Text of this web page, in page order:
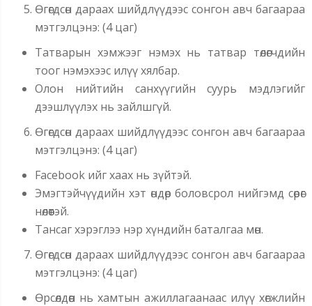
Өгөгдсөн дараах шийдлүүдээс сонгон авч багаараа
мэтгэлцэнэ: (4 цаг)
Татварын хэмжээг нэмэх нь татвар төлөгчдийн
тоог нэмэхээс илүү хялбар.
Олон нийтийн санхүүгийн суурь мэдлэгийг
дээшлүүлэх нь зайлшгүй.
Өгөгдсөн дараах шийдлүүдээс сонгон авч багаараа
мэтгэлцэнэ: (4 цаг)
Facebook ийг хаах нь зүйтэй.
Эмэгтэйчүүдийн хэт өндөр боловсрол нийгэмд сөрөг
нөлөөтэй.
Тансаг хэрэглээ нэр хүндийн баталгаа мөн.
Өгөгдсөн дараах шийдлүүдээс сонгон авч багаараа
мэтгэлцэнэ: (4 цаг)
Өрсөлдөөн нь хамтын ажиллагаанаас илүү хөгжлийн